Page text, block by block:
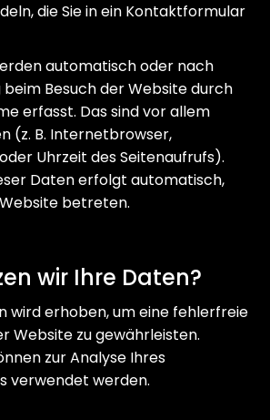
die Sie in ein Kontaktformular
automatisch oder nach
beim Besuch der Website durch
erfasst. Das sind vor allem
(z. B. Internetbrowser,
Uhrzeit des Seitenaufrufs).
Daten erfolgt automatisch,
betreten.
wir Ihre Daten?
wird erhoben, um eine fehlerfreie
Website zu gewährleisten.
zur Analyse Ihres
verwendet werden.